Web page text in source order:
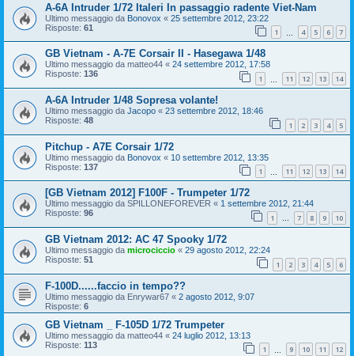
A-6A Intruder 1/72 Italeri In passaggio radente Viet-Nam
Ultimo messaggio da Bonovox « 25 settembre 2012, 23:22
Risposte: 61 1 4 5 6 7
GB Vietnam - A-7E Corsair II - Hasegawa 1/48
Ultimo messaggio da matteo44 « 24 settembre 2012, 17:58
Risposte: 136 1 11 12 13 14
A-6A Intruder 1/48 Sopresa volante!
Ultimo messaggio da Jacopo « 23 settembre 2012, 18:46
Risposte: 48 1 2 3 4 5
Pitchup - A7E Corsair 1/72
Ultimo messaggio da Bonovox « 10 settembre 2012, 13:35
Risposte: 137 1 11 12 13 14
[GB Vietnam 2012] F100F - Trumpeter 1/72
Ultimo messaggio da SPILLONEFOREVER « 1 settembre 2012, 21:44
Risposte: 96 1 … 7 8 9 10
GB Vietnam 2012: AC 47 Spooky 1/72
Ultimo messaggio da microciccio « 29 agosto 2012, 22:24
Risposte: 51 1 2 3 4 5 6
F-100D......faccio in tempo??
Ultimo messaggio da Enrywar67 « 2 agosto 2012, 9:07
Risposte: 6
GB Vietnam _ F-105D 1/72 Trumpeter
Ultimo messaggio da matteo44 « 24 luglio 2012, 13:13
Risposte: 113 1 9 10 11 12